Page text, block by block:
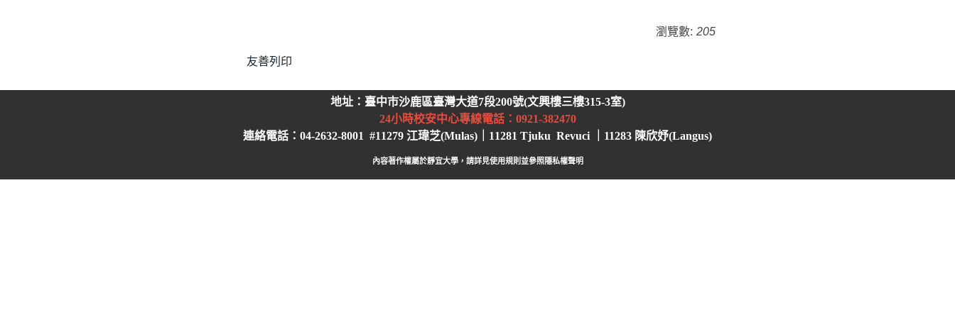
瀏覽數: 205
友善列印
地址：臺中市沙鹿區臺灣大道7段200號(文興樓三樓315-3室)
24小時校安中心專線電話：0921-382470
連絡電話：04-2632-8001 #11279 江瑋芝(Mulas)｜11281 Tjuku Revuci ｜11283 陳欣妤(Langus)
內容著作權屬於靜宜大學，請詳見使用規則並參照隱私權聲明